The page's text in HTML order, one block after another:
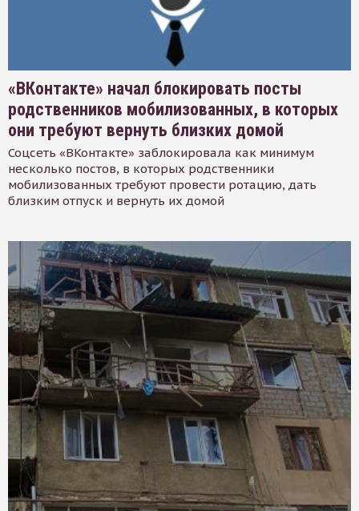
«ВКонтакте» начал блокировать посты
родственников мобилизованных, в которых
они требуют вернуть близких домой
Соцсеть «ВКонтакте» заблокировала как минимум
несколько постов, в которых родственники
мобилизованных требуют провести ротацию, дать
близким отпуск и вернуть их домой